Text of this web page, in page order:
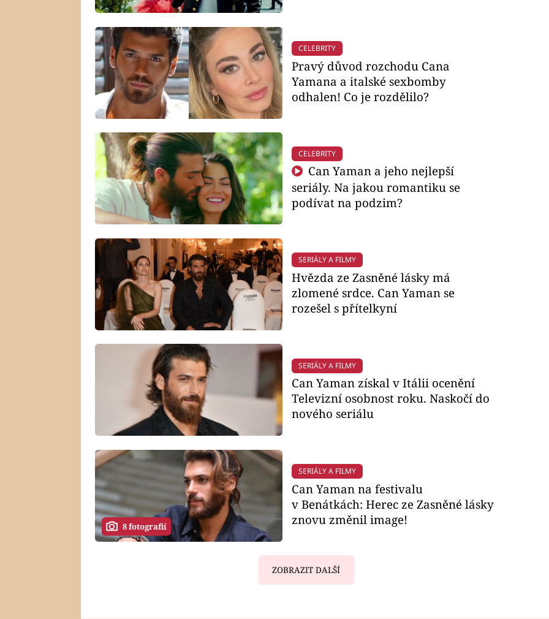
CELEBRITY
Pravý důvod rozchodu Cana
Yamana a italské sexbomby
odhalen! Co je rozdělilo?
CELEBRITY
Can Yaman a jeho nejlepší
seriály. Na jakou romantiku se
podívat na podzim?
SERIÁLY A FILMY
Hvězda ze Zasněné lásky má
zlomené srdce. Can Yaman se
rozešel s přítelkyní
SERIÁLY A FILMY
Can Yaman získal v Itálii ocenění
Televizní osobnost roku. Naskočí do
nového seriálu
8 fotografií
SERIÁLY A FILMY
Can Yaman na festivalu
v Benátkách: Herec ze Zasněné lásky
znovu změnil image!
ZOBRAZIT DALŠÍ